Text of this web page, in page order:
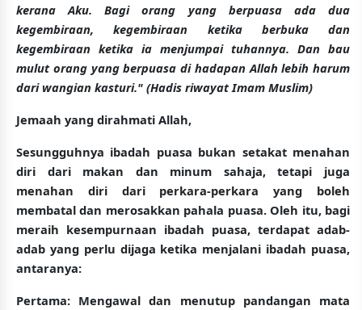
kerana Aku. Bagi orang yang berpuasa ada dua
kegembiraan, kegembiraan ketika berbuka dan
kegembiraan ketika ia menjumpai tuhannya. Dan bau
mulut orang yang berpuasa di hadapan Allah lebih harum
dari wangian kasturi." (Hadis riwayat Imam Muslim)
Jemaah yang dirahmati Allah,
Sesungguhnya ibadah puasa bukan setakat menahan
diri dari makan dan minum sahaja, tetapi juga
menahan diri dari perkara-perkara yang boleh
membatal dan merosakkan pahala puasa. Oleh itu, bagi
meraih kesempurnaan ibadah puasa, terdapat adab-
adab yang perlu dijaga ketika menjalani ibadah puasa,
antaranya:
Pertama: Mengawal dan menutup pandangan mata